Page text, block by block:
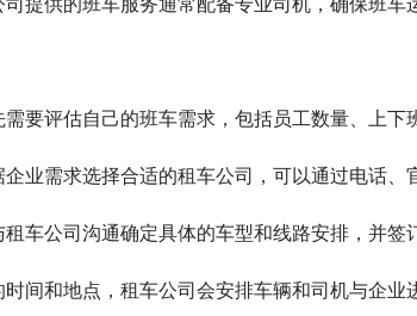
评估自己的班车需求，包括员工数量、上下
需求选择合适的租车公司，可以通过电话、
公司沟通确定具体的车型和线路安排，并签
和地点，租车公司会安排车辆和司机与企业